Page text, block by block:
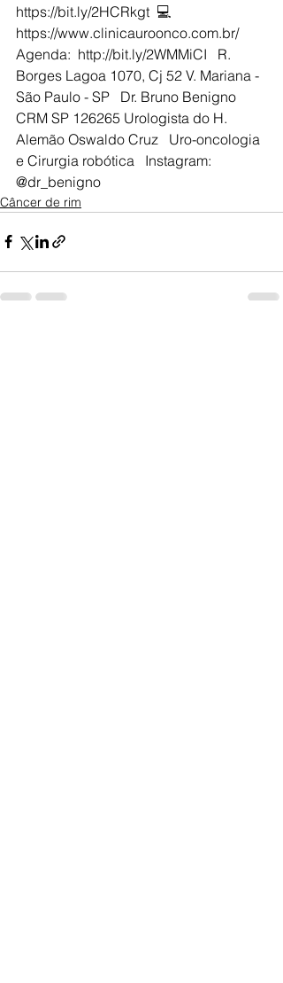
https://bit.ly/2HCRkgt  💻
https://www.clinicauroonco.com.br/
Agenda:  http://bit.ly/2WMMiCI   R.
Borges Lagoa 1070, Cj 52 V. Mariana -
São Paulo - SP   Dr. Bruno Benigno
CRM SP 126265 Urologista do H.
Alemão Oswaldo Cruz   Uro-oncologia
e Cirurgia robótica   Instagram:
@dr_benigno
Câncer de rim